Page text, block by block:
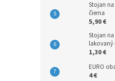
Stojan na
čierna
5,90 €
Stojan
lakovaný
1,30 €
EURO
4 €